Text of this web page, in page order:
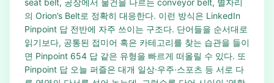
seat belt, 공장에서 물건을 나르는 conveyor belt, 별자리
의 Orion’s Belt로 정확히 대응한다. 이런 방식은 LinkedIn
Pinpoint 답 전반에 자주 쓰이는 구조다. 단어들을 순서대로
읽기보다, 공통된 접미어 혹은 카테고리를 찾는 습관을 들이
면 Pinpoint 654 답 같은 유형을 빠르게 떠올릴 수 있다. 또
Pinpoint 답 오늘 퍼즐은 대개 일상·우주·스포츠 등 서로 다